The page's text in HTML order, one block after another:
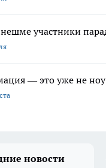
участники
— это уже не
новости